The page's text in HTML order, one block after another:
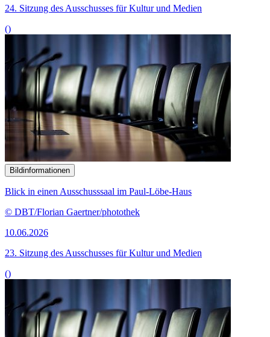
24. Sitzung des Ausschusses für Kultur und Medien
()
Bildinformationen
Blick in einen Ausschusssaal im Paul-Löbe-Haus
© DBT/Florian Gaertner/photothek
10.06.2026
23. Sitzung des Ausschusses für Kultur und Medien
()